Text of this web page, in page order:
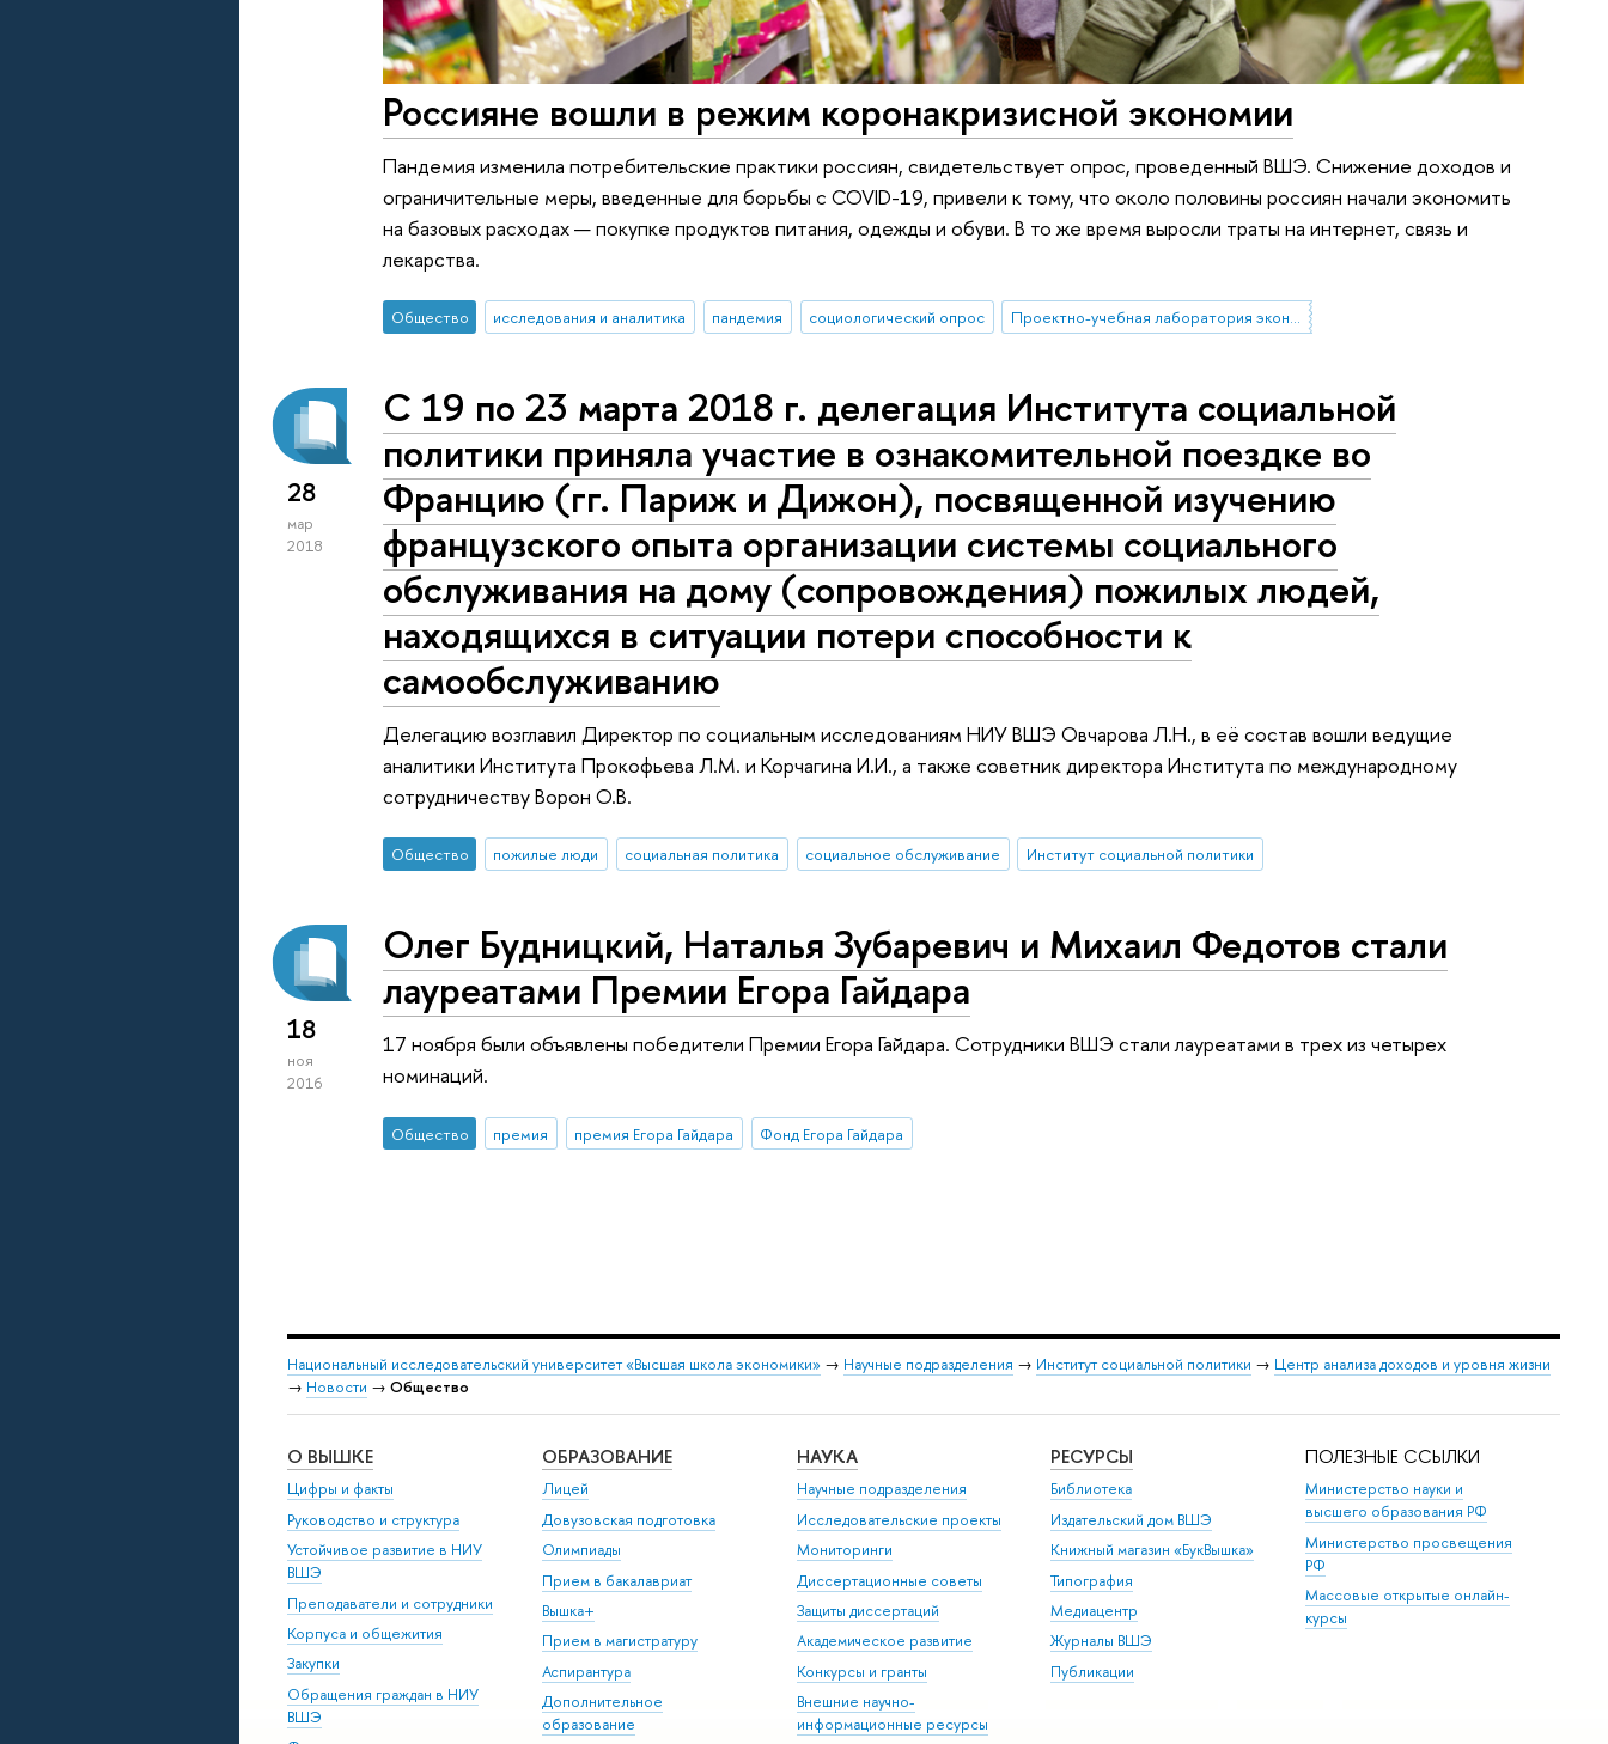
Россияне вошли в режим коронакризисной экономии
Пандемия изменила потребительские практики россиян, свидетельствует опрос, проведенный ВШЭ. Снижение доходов и
ограничительные меры, введенные для борьбы с COVID-19, привели к тому, что около половины россиян начали экономить
на базовых расходах — покупке продуктов питания, одежды и обуви. В то же время выросли траты на интернет, связь и
лекарства.
Общество исследования и аналитика пандемия социологический опрос Проектно-учебная лаборатория экономической журналистики
28
мар
2018
С 19 по 23 марта 2018 г. делегация Института социальной
политики приняла участие в ознакомительной поездке во
Францию (гг. Париж и Дижон), посвященной изучению
французского опыта организации системы социального
обслуживания на дому (сопровождения) пожилых людей,
находящихся в ситуации потери способности к
самообслуживанию
Делегацию возглавил Директор по социальным исследованиям НИУ ВШЭ Овчарова Л.Н., в её состав вошли ведущие
аналитики Института Прокофьева Л.М. и Корчагина И.И., а также советник директора Института по международному
сотрудничеству Ворон О.В.
Общество пожилые люди социальная политика социальное обслуживание Институт социальной политики
18
ноя
2016
Олег Будницкий, Наталья Зубаревич и Михаил Федотов стали
лауреатами Премии Егора Гайдара
17 ноября были объявлены победители Премии Егора Гайдара. Сотрудники ВШЭ стали лауреатами в трех из четырех
номинаций.
Общество премия премия Егора Гайдара Фонд Егора Гайдара
Национальный исследовательский университет «Высшая школа экономики» → Научные подразделения → Институт социальной политики → Центр анализа доходов и уровня жизни
→ Новости → Общество
О ВЫШКЕ
Цифры и факты
Руководство и структура
Устойчивое развитие в НИУ
ВШЭ
Преподаватели и сотрудники
Корпуса и общежития
Закупки
Обращения граждан в НИУ
ВШЭ
ОБРАЗОВАНИЕ
Лицей
Довузовская подготовка
Олимпиады
Прием в бакалавриат
Вышка+
Прием в магистратуру
Аспирантура
Дополнительное
образование
НАУКА
Научные подразделения
Исследовательские проекты
Мониторинги
Диссертационные советы
Защиты диссертаций
Академическое развитие
Конкурсы и гранты
Внешние научно-
информационные ресурсы
РЕСУРСЫ
Библиотека
Издательский дом ВШЭ
Книжный магазин «БукВышка»
Типография
Медиацентр
Журналы ВШЭ
Публикации
ПОЛЕЗНЫЕ ССЫЛКИ
Министерство науки и
высшего образования РФ
Министерство просвещения
РФ
Массовые открытые онлайн-
курсы